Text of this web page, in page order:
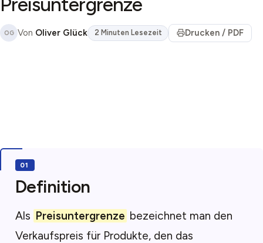
OG Von Oliver Glück 2 Minuten Lesezeit Drucken / PDF
Definition
Als Preisuntergrenze bezeichnet man den
Verkaufspreis für Produkte, den das